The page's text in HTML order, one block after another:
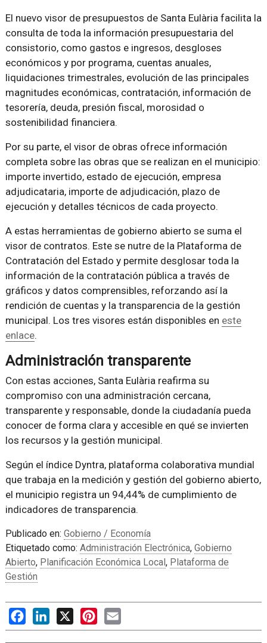
El nuevo visor de presupuestos de Santa Eulària facilita la
consulta de toda la información presupuestaria del
consistorio, como gastos e ingresos, desgloses
económicos y por programa, cuentas anuales,
liquidaciones trimestrales, evolución de las principales
magnitudes económicas, contratación, información de
tesorería, deuda, presión fiscal, morosidad o
sostenibilidad financiera.
Por su parte, el visor de obras ofrece información
completa sobre las obras que se realizan en el municipio:
importe invertido, estado de ejecución, empresa
adjudicataria, importe de adjudicación, plazo de
ejecución y detalles técnicos de cada proyecto.
A estas herramientas de gobierno abierto se suma el
visor de contratos. Este se nutre de la Plataforma de
Contratación del Estado y permite desglosar toda la
información de la contratación pública a través de
gráficos y datos comprensibles, reforzando así la
rendición de cuentas y la transparencia de la gestión
municipal. Los tres visores están disponibles en este
enlace.
Administración transparente
Con estas acciones, Santa Eulària reafirma su
compromiso con una administración cercana,
transparente y responsable, donde la ciudadanía pueda
conocer de forma clara y accesible en qué se invierten
los recursos y la gestión municipal.
Según el índice Dyntra, plataforma colaborativa mundial
que trabaja en la medición y gestión del gobierno abierto,
el municipio registra un 94,44% de cumplimiento de
indicadores de transparencia.
Publicado en: Gobierno / Economía
Etiquetado como: Administración Electrónica, Gobierno
Abierto, Planificación Económica Local , Plataforma de
Gestión
FacebookLinkedIn Pinterest